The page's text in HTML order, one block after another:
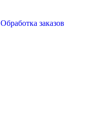
Обработка заказов